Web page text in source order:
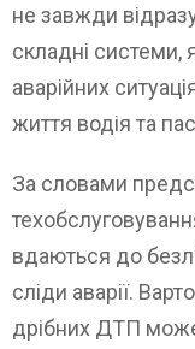
не завжди
складні системи,
аварійних
життя водія та
За словами
вдаються до
сліди аварії.
дрібних ДТП